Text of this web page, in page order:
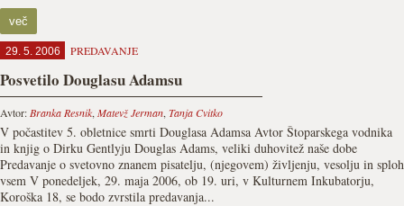
več
29. 5. 2006 PREDAVANJE
Posvetilo Douglasu Adamsu
Avtor: Branka Resnik, Matevž Jerman, Tanja Cvitko
V počastitev 5. obletnice smrti Douglasa Adamsa Avtor Štoparskega vodnika
in knjig o Dirku Gentlyju Douglas Adams, veliki duhovitež naše dobe
Predavanje o svetovno znanem pisatelju, (njegovem) življenju, vesolju in sploh
vsem V ponedeljek, 29. maja 2006, ob 19. uri, v Kulturnem Inkubatorju,
Koroška 18, se bodo zvrstila predavanja...